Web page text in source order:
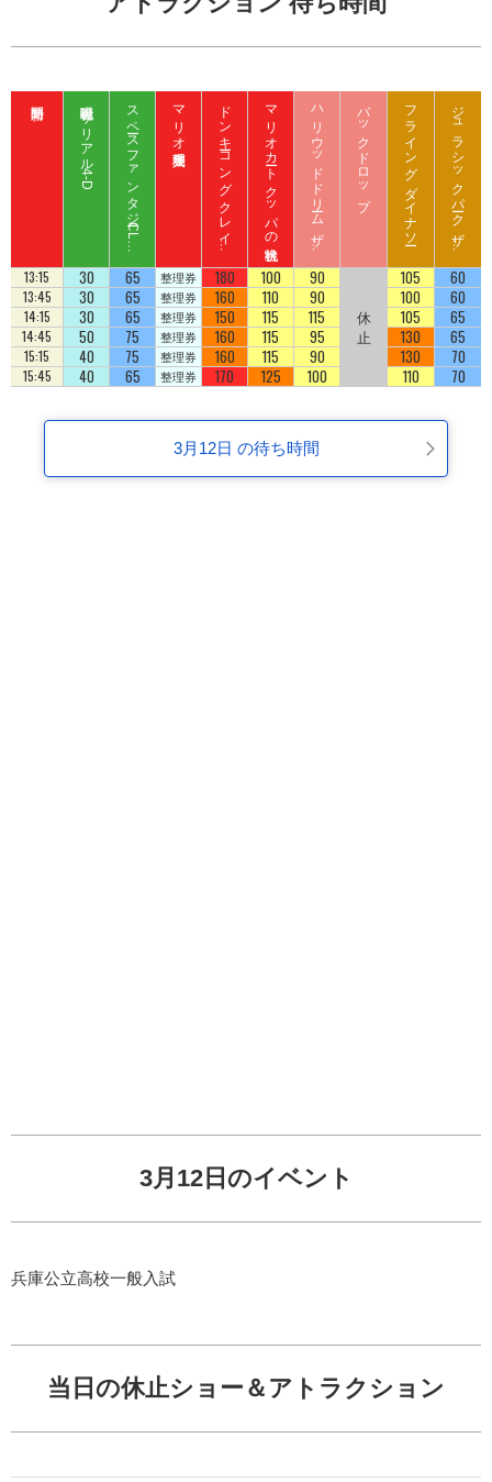
呪術廻戦 ザ リアル 4-D ス
ペ
ース
フ
ァ
ン
タ
ジ
ー
C
L
U
B
Z
E
D
D
マリオ入場整理券 ド
ン
キ
ーコ
ン
グ
ク
レ
イ
ジ
ート
ロ
ッ
コ
マリオカート クッパの挑戦状 ハ
リ
ウ
ッ
ド
ド
リ
ーム
ザ
ラ
イ
ド
バックドロップ フライング ダイナソー ジ
ュ
ラ
シ
ッ
ク
パ
ーク
ザ
ラ
イ
ド
13:15 30 65 整理券 180 100 90 105 60
13:45 30 65 整理券 160 110 90 100 60
14:15 30 65 整理券 150 115 115 休 105 65
14:45 50 75 整理券 160 115 95 止 130 65
15:15 40 75 整理券 160 115 90 130 70
15:45 40 65 整理券 170 125 100 110 70
3月12日 の待ち時間
3月12日のイベント
兵庫公立高校一般入試
当日の休止ショー＆アトラクション